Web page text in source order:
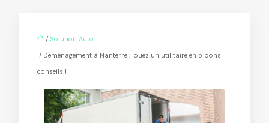
/ Solution Auto
/ Déménagement à Nanterre : louez un utilitaire en 5 bons
conseils !